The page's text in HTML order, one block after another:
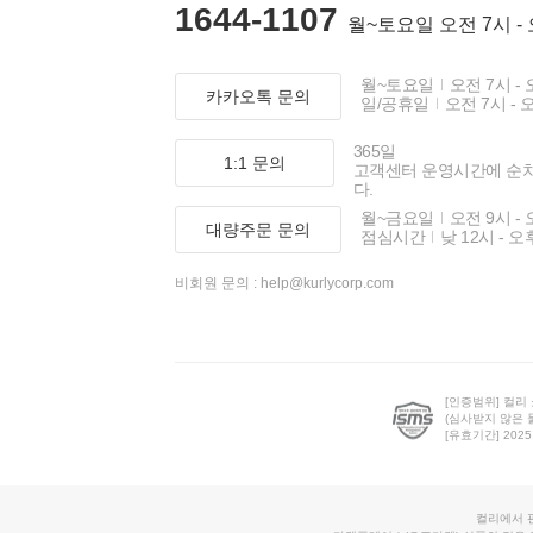
1644-1107 월~토요일 오전 7시 -
카카오톡 문의
월~토요일
오전 7시 -
일/공휴일
오전 7시 -
1:1 문의
365일
고객센터 운영시간에 순
다.
대량주문 문의
월~금요일
오전 9시 -
점심시간
낮 12시 - 오
비회원 문의 : help@kurlycorp.com
[인증범위] 컬리
(심사받지 않은
[유효기간]
컬리에서